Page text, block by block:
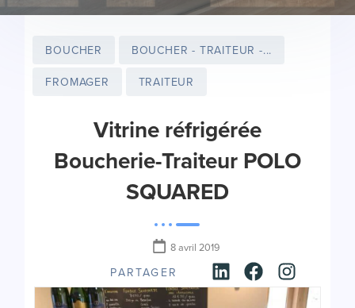
BOUCHER
BOUCHER - TRAITEUR -...
FROMAGER
TRAITEUR
Vitrine réfrigérée
Boucherie-Traiteur POLO
SQUARED
8 avril 2019
PARTAGER